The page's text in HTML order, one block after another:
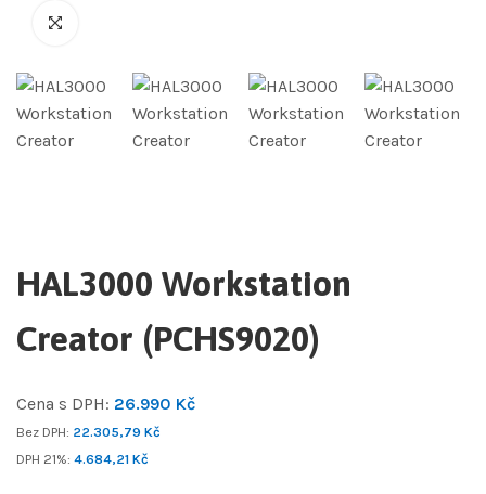
HAL3000 Workstation
Creator (PCHS9020)
Cena s DPH: 26.990 Kč
Bez DPH: 22.305,79 Kč
DPH 21%: 4.684,21 Kč